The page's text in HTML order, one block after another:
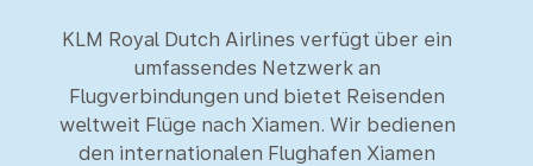
KLM Royal Dutch Airlines verfügt über ein
umfassendes Netzwerk an
Flugverbindungen und bietet Reisenden
weltweit Flüge nach Xiamen. Wir bedienen
den internationalen Flughafen Xiamen